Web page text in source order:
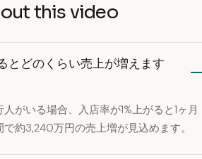
this video
とどのくらい売上が増えます
がいる場合、入店率が1%上がると1ヶ月
約3,240万円の売上増が見込めます。